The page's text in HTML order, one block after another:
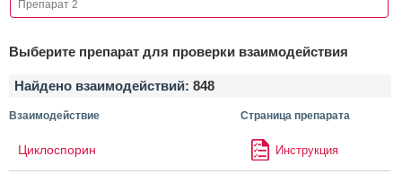
Выберите препарат для проверки взаимодействия
Найдено взаимодействий: 848
Взаимодействие Страница препарата
Циклоспорин Инструкция